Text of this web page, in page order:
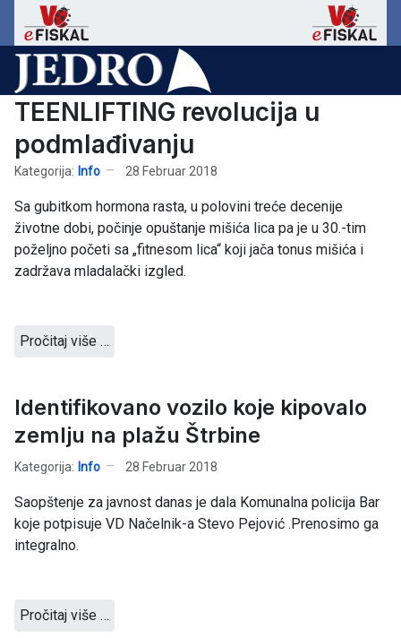
TEENLIFTING revolucija u
podmlađivanju
Kategorija: Info 28 Februar 2018
Sa gubitkom hormona rasta, u polovini treće decenije
životne dobi, počinje opuštanje mišića lica pa je u 30.-tim
poželjno početi sa „fitnesom lica“ koji jača tonus mišića i
zadržava mladalački izgled.
Pročitaj više …
Identifikovano vozilo koje kipovalo
zemlju na plažu Štrbine
Kategorija: Info 28 Februar 2018
Saopštenje za javnost danas je dala Komunalna policija Bar
koje potpisuje VD Načelnik-a Stevo Pejović .Prenosimo ga
integralno.
Pročitaj više …